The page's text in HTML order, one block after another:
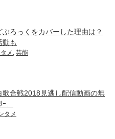
ろっくをカバーした理由は？
動も
メ , 芸能
歌合戦2018見逃し配信動画の無
ｰ…
タメ